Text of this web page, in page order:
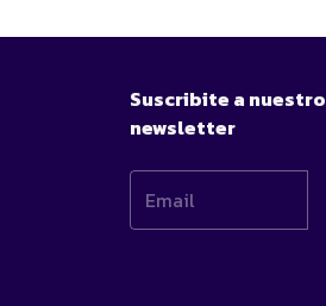
Suscribite a nuestro
newsletter